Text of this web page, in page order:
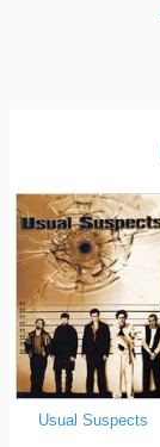
Usual Suspects